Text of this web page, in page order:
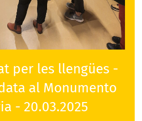
per les llengües -
al Monumento
- 20.03.2025